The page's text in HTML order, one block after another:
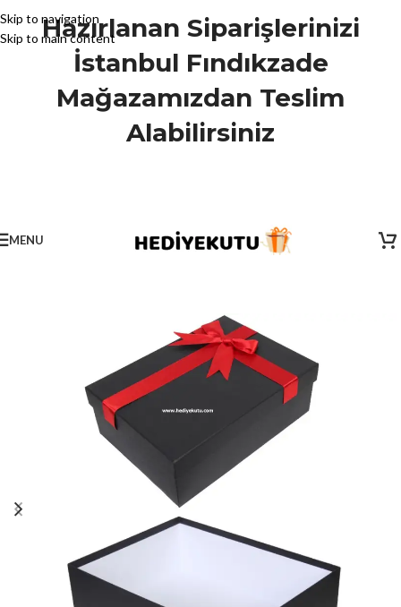
Skip to navigation
Skip to main content
Hazırlanan Siparişlerinizi
İstanbul Fındıkzade
Mağazamızdan Teslim
Alabilirsiniz
MENU